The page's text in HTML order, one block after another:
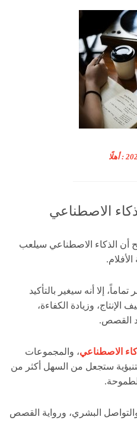
اتجاهات التسويق الرقمي 2025 : أهلًا
الاصطناعي
أن الذكاء الاصطناعي سيلعب
إلا أنه سيغير بالتأكيد
وزيادة الكفاءة،
القصص.
الاصطناعي، والمجموعات
ستجعل من السهل أكثر من
البشري، ورواية القصص